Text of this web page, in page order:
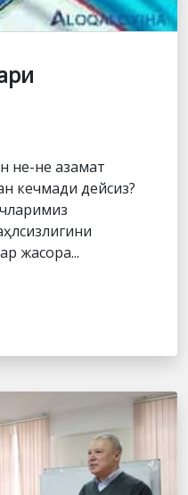
не-не азамат
кечмади дейсиз?
жасора...